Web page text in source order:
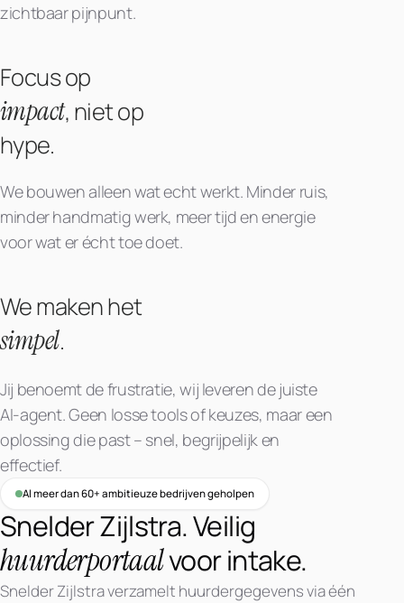
zichtbaar pijnpunt.
Focus op
impact, niet op
hype.
We bouwen alleen wat echt werkt. Minder ruis,
minder handmatig werk, meer tijd en energie
voor wat er écht toe doet.
We maken het
simpel.
Jij benoemt de frustratie, wij leveren de juiste
AI-agent. Geen losse tools of keuzes, maar een
oplossing die past – snel, begrijpelijk en
effectief.
Al meer dan 60+ ambitieuze bedrijven geholpen
Snelder Zijlstra. Veilig
huurderportaalvoor intake.
Snelder Zijlstra verzamelt huurdergegevens via één